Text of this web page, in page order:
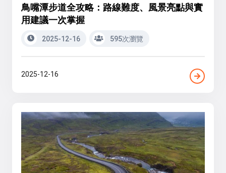
鳥嘴潭步道全攻略：路線難度、風景亮點與實
用建議一次掌握
2025-12-16 595次瀏覽
2025-12-16